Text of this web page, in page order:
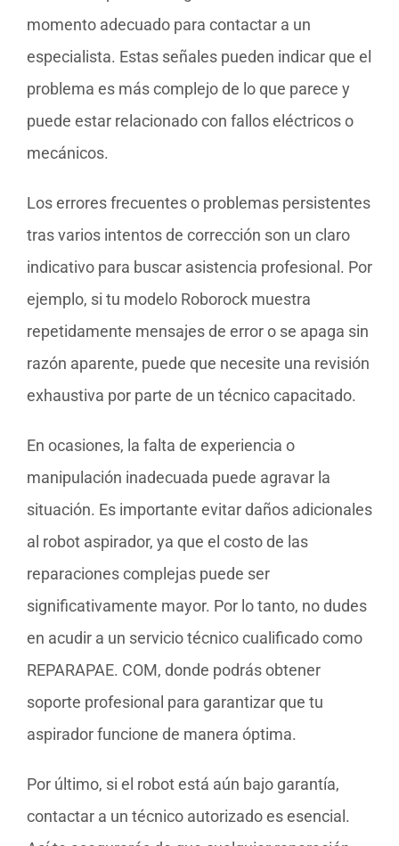
momento adecuado para contactar a un
especialista. Estas señales pueden indicar que el
problema es más complejo de lo que parece y
puede estar relacionado con fallos eléctricos o
mecánicos.
Los errores frecuentes o problemas persistentes
tras varios intentos de corrección son un claro
indicativo para buscar asistencia profesional. Por
ejemplo, si tu modelo Roborock muestra
repetidamente mensajes de error o se apaga sin
razón aparente, puede que necesite una revisión
exhaustiva por parte de un técnico capacitado.
En ocasiones, la falta de experiencia o
manipulación inadecuada puede agravar la
situación. Es importante evitar daños adicionales
al robot aspirador, ya que el costo de las
reparaciones complejas puede ser
significativamente mayor. Por lo tanto, no dudes
en acudir a un servicio técnico cualificado como
REPARAPAE. COM, donde podrás obtener
soporte profesional para garantizar que tu
aspirador funcione de manera óptima.
Por último, si el robot está aún bajo garantía,
contactar a un técnico autorizado es esencial.